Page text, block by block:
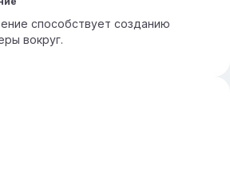
способствует созданию
вокруг.